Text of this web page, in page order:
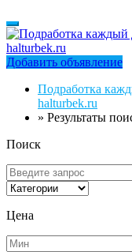
Добавить объявление
Подработка
halturbek.ru
» Результаты
Поиск
Цена